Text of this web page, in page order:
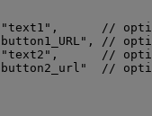
" text1 " ,
//
button1_URL " ,
//
" text2 " ,
//
button2_url "
//